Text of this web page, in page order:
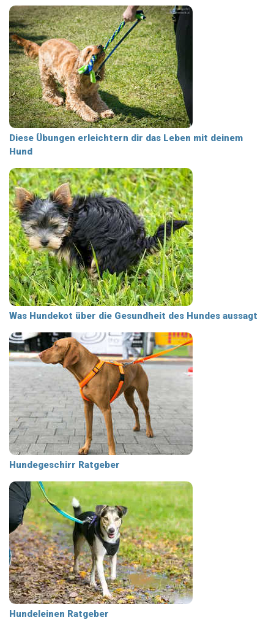
Diese Übungen erleichtern dir das Leben mit deinem
Hund
Was Hundekot über die Gesundheit des Hundes aussagt
Hundegeschirr Ratgeber
Hundeleinen Ratgeber